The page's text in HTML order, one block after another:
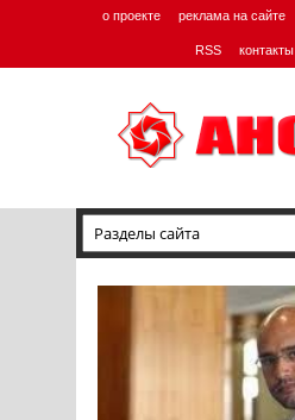
о проекте реклама на сайте
RSS контакты